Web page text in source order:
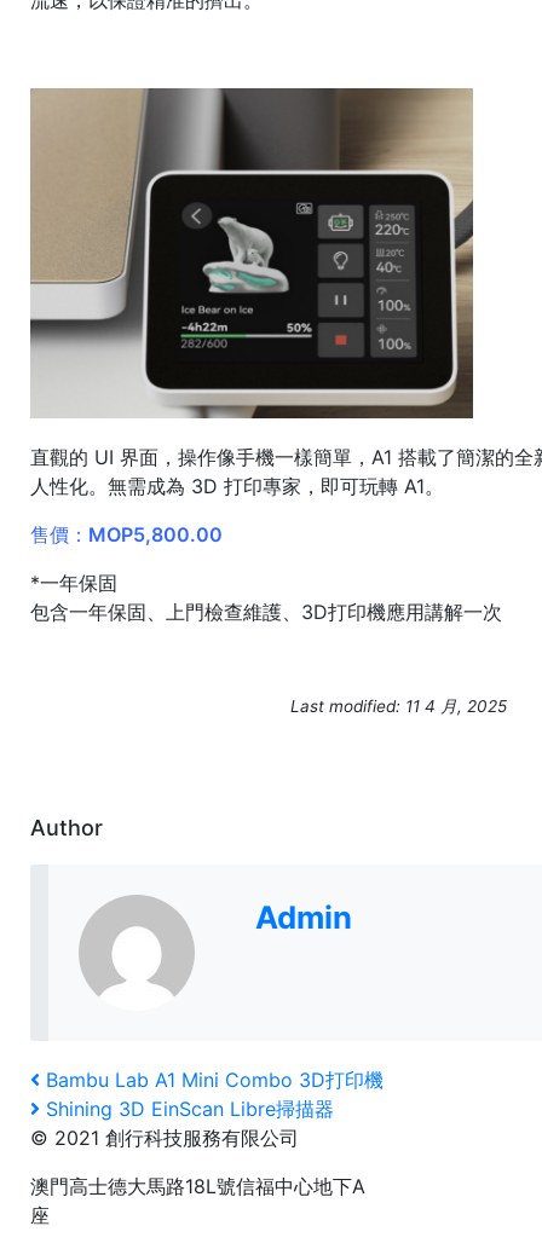
直觀的 UI 界面，操作像手機一樣簡單，A1 搭載了簡潔的
人性化。無需成為 3D 打印專家，即可玩轉 A1。
售價：MOP5,800.00
*一年保固
包含一年保固、上門檢查維護、3D打印機應用講解一次
Last modified: 11 4 月, 2025
Author
Admin
文
章
導
覽
Previous
Post
Bambu Lab A1 Mini Combo 3D打印機
Next
Post
Shining 3D EinScan Libre掃描器
© 2021 創行科技服務有限公司
澳門高士德大馬路18L號信福中心地下A
座